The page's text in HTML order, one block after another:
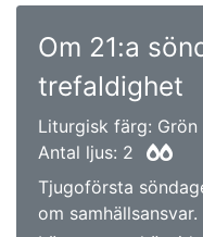
Om 21:a
trefaldighet
Liturgisk färg: Grön
Antal ljus: 2
Tjugoförsta
om samhällsansvar.